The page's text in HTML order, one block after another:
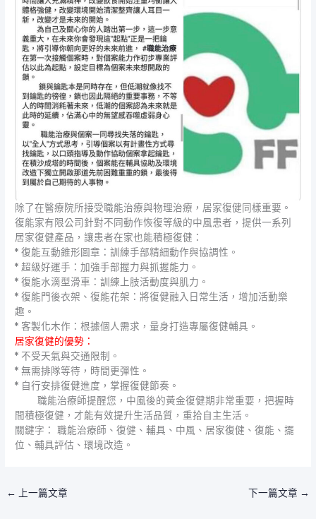
除了在醫療院所接受職能治療與物理治療，居家復健同樣重要。
復能家有限公司針對不同動作恢復等級的中風患者，提供一系列
居家復健產品，讓患者在家也能積極復健：
* 復能互動錐形圖章：訓練手部精細動作與協調性。
* 超級好運手：加強手部握力與抓握能力。
* 復能水滴型滑車：訓練上肢活動度與肌力。
* 復能門後衣架、復能花架：將復健融入日常生活，增加活動樂
趣。
* 客製化木作：根據個人需求，量身打造專屬復健輔具。
居家復健的優勢：
* 不受天氣與交通限制。
* 無需排隊等待，時間更彈性。
* 自行安排復健進度，掌握復健節奏。
職能治療師提醒您，中風後的黃金復健期非常重要，把握時
間積極復健，才能有效提升生活品質，重拾自主生活。
關鍵字： 職能治療師、復健、輔具、中風、居家復健、復能、擺
位、輔具評估、環境改造。
← 上一篇文章 下一篇文章 →